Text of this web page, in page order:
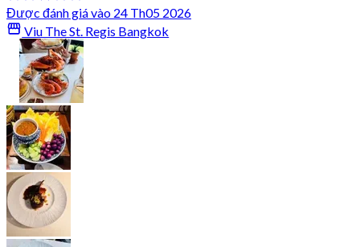
Được đánh giá vào 24 Th05 2026
Viu The St. Regis Bangkok